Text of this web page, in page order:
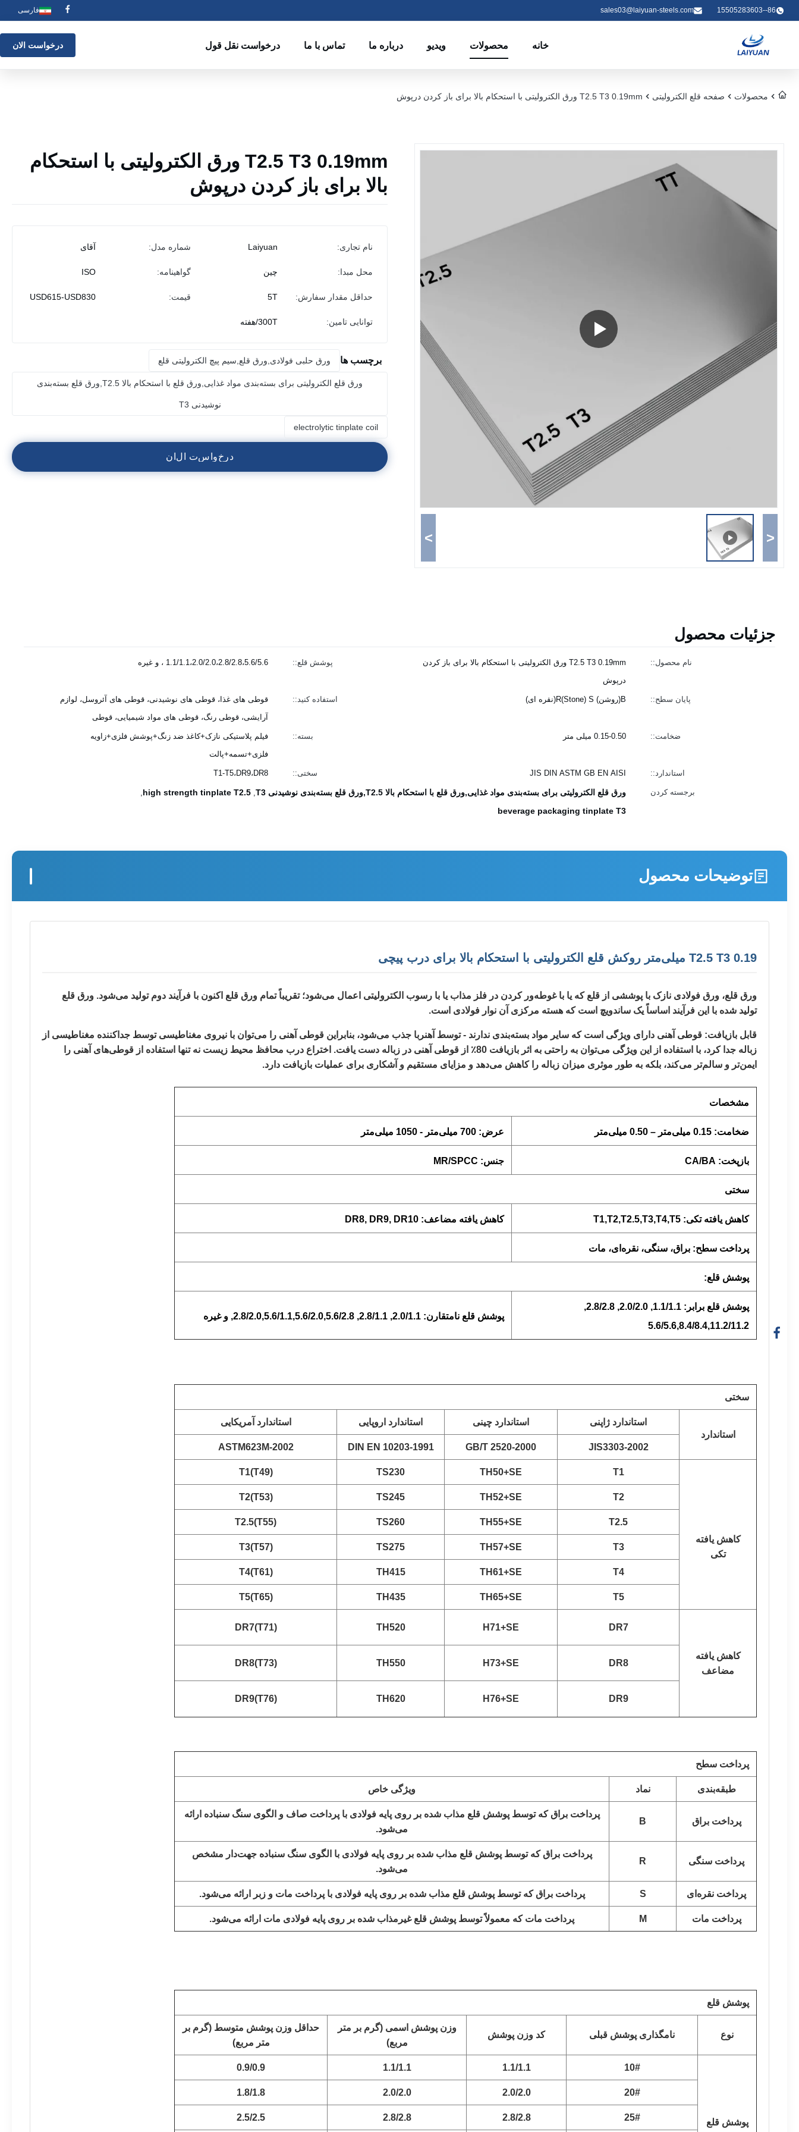
86--15505283603
sales03@laiyuan-steels.com فارسی
خانه محصولات ویدیو درباره ما تماس با ما درخواست نقل قول درخواست الان
محصولات صفحه قلع الکترولیتی T2.5 T3 0.19mm ورق الکترولیتی با استحکام بالا برای باز کردن درپوش
<
>
T2.5 T3 0.19mm ورق الکترولیتی با استحکام
بالا برای باز کردن درپوش
نام تجاری: Laiyuan شماره مدل: آقای
محل مبدا: چین گواهینامه: ISO
حداقل مقدار سفارش: 5T قیمت: USD615-USD830
توانایی تامین: 300T/هفته
برچسب ها ورق حلبی فولادی,ورق قلع,سیم پیچ الکترولیتی قلع
ورق قلع الکترولیتی برای بسته‌بندی مواد غذایی,ورق قلع با استحکام بالا T2.5,ورق قلع بسته‌بندی
نوشیدنی T3
electrolytic tinplate coil
در خو ست ل ن
جزئیات محصول
نام محصول::
T2.5 T3 0.19mm ورق الکترولیتی با استحکام بالا برای باز کردن
درپوش
پوشش قلع:: 1.1/1.1،2.0/2.0،2.8/2.8،5.6/5.6 ، و غیره
پایان سطح:: B(روشن) R(Stone) S(نقره ای) استفاده کنید::
قوطی های غذا، قوطی های نوشیدنی، قوطی های آئروسل، لوازم
آرایشی، قوطی رنگ، قوطی های مواد شیمیایی، قوطی
ضخامت:: 0.15-0.50 میلی متر بسته::
فیلم پلاستیکی نازک+کاغذ ضد زنگ+پوشش فلزی+زاویه
فلزی+تسمه+پالت
استاندارد:: JIS DIN ASTM GB EN AISI سختی:: T1-T5،DR9،DR8
برجسته کردن ورق قلع الکترولیتی برای بسته‌بندی مواد غذایی,ورق قلع با استحکام بالا T2.5,ورق قلع بسته‌بندی نوشیدنی T3 ,
high strength tinplate T2.5
,
beverage packaging tinplate T3
توضیحات محصول
T2.5 T3 0.19 میلی‌متر روکش قلع الکترولیتی با استحکام بالا برای درب پیچی
ورق قلع، ورق فولادی نازک با پوششی از قلع که یا با غوطه‌ور کردن در فلز مذاب یا با رسوب الکترولیتی اعمال می‌شود؛ تقریباً تمام ورق قلع اکنون با فرآیند دوم تولید می‌شود. ورق قلع
تولید شده با این فرآیند اساساً یک ساندویچ است که هسته مرکزی آن نوار فولادی است.
قابل بازیافت: قوطی آهنی دارای ویژگی است که سایر مواد بسته‌بندی ندارند - توسط آهنربا جذب می‌شود، بنابراین قوطی آهنی را می‌توان با نیروی مغناطیسی توسط جداکننده مغناطیسی از
زباله جدا کرد، با استفاده از این ویژگی می‌توان به راحتی به اثر بازیافت 80٪ از قوطی آهنی در زباله دست یافت. اختراع درب محافظ محیط زیست نه تنها استفاده از قوطی‌های آهنی را
ایمن‌تر و سالم‌تر می‌کند، بلکه به طور موثری میزان زباله را کاهش می‌دهد و مزایای مستقیم و آشکاری برای عملیات بازیافت دارد.
مشخصات
ضخامت: 0.15 میلی‌متر – 0.50 میلی‌متر عرض: 700 میلی‌متر - 1050 میلی‌متر
بازپخت: CA/BA جنس: MR/SPCC
سختی
کاهش یافته تکی: T1,T2,T2.5,T3,T4,T5 کاهش یافته مضاعف: DR8, DR9, DR10
پرداخت سطح: براق، سنگی، نقره‌ای، مات
پوشش قلع:
پوشش قلع برابر: 1.1/1.1, 2.0/2.0, 2.8/2.8,
5.6/5.6,8.4/8.4,11.2/11.2
پوشش قلع نامتقارن: 2.0/1.1, 2.8/1.1, 2.8/2.0,5.6/1.1,5.6/2.0,5.6/2.8, و غیره
سختی
استاندارد
استاندارد ژاپنی استاندارد چینی استاندارد اروپایی استاندارد آمریکایی
JIS3303-2002
GB/T 2520-2000
DIN EN 10203-1991
ASTM623M-2002
کاهش یافته
تکی
T1
TH50+SE
TS230
T1(T49)
T2
TH52+SE
TS245
T2(T53)
T2.5
TH55+SE
TS260
T2.5(T55)
T3
TH57+SE
TS275
T3(T57)
T4
TH61+SE
TH415
T4(T61)
T5
TH65+SE
TH435
T5(T65)
کاهش یافته
مضاعف
DR7
H71+SE
TH520
DR7(T71)
DR8
H73+SE
TH550
DR8(T73)
DR9
H76+SE
TH620
DR9(T76)
پرداخت سطح
طبقه‌بندی نماد ویژگی خاص
پرداخت براق B
پرداخت براق که توسط پوشش قلع مذاب شده بر روی پایه فولادی با پرداخت صاف و الگوی سنگ سنباده ارائه
می‌شود.
پرداخت سنگی R
پرداخت براق که توسط پوشش قلع مذاب شده بر روی پایه فولادی با الگوی سنگ سنباده جهت‌دار مشخص
می‌شود.
پرداخت نقره‌ای S پرداخت براق که توسط پوشش قلع مذاب شده بر روی پایه فولادی با پرداخت مات و زبر ارائه می‌شود.
پرداخت مات M پرداخت مات که معمولاً توسط پوشش قلع غیرمذاب شده بر روی پایه فولادی مات ارائه می‌شود.
پوشش قلع
نوع نامگذاری پوشش قبلی کد وزن پوشش
وزن پوشش اسمی (گرم بر متر
مربع)
حداقل وزن پوشش متوسط (گرم بر
متر مربع)
پوشش قلع
10#
1.1/1.1
1.1/1.1
0.9/0.9
20#
2.0/2.0
2.0/2.0
1.8/1.8
25#
2.8/2.8
2.8/2.8
2.5/2.5